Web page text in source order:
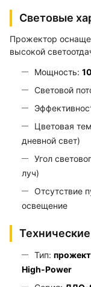
Световые
Прожектор
высокой
Мощность:
Световой
Цветовая
дневной свет)
Угол
луч)
Отсутствие
освещение
Тип:
High-Power